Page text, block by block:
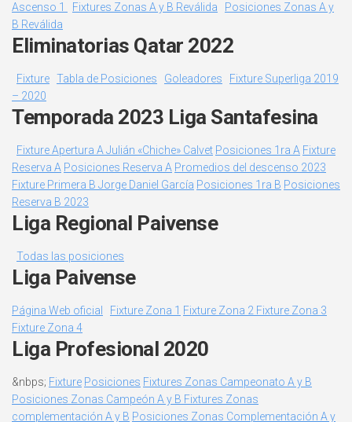
Ascenso 1
Fixtures Zonas A y B Reválida
Posiciones Zonas A y
B Reválida
Eliminatorias Qatar 2022
Fixture Tabla de Posiciones Goleadores
Fixture Superliga 2019
– 2020
Temporada 2023 Liga Santafesina
Fixture Apertura A Julián «Chiche» Calvet Posiciones 1ra A Fixture
Reserva A Posiciones Reserva A Promedios del descenso 2023
Fixture Primera B Jorge Daniel García Posiciones 1ra B Posiciones
Reserva B 2023
Liga Regional Paivense
Todas las posiciones
Liga Paivense
Página Web oficial Fixture Zona 1 Fixture Zona 2 Fixture Zona 3
Fixture Zona 4
Liga Profesional 2020
&nbps; Fixture Posiciones Fixtures Zonas Campeonato A y B
Posiciones Zonas Campeón A y B Fixtures Zonas
complementación A y B Posiciones Zonas Complementación A y